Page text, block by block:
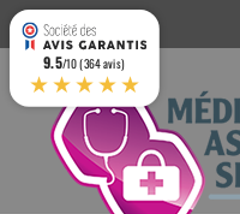
9.5/10 (364 avis)
★★★★★